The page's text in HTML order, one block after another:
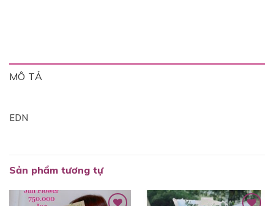
MÔ TẢ
EDN
Sản phẩm tương tự